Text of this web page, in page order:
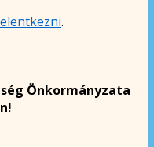
.
Önkormányzata